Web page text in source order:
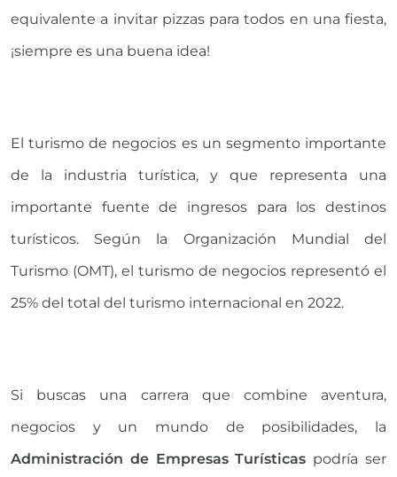
equivalente a invitar pizzas para todos en una fiesta,
¡siempre es una buena idea!
El turismo de negocios es un segmento importante
de la industria turística, y que representa una
importante fuente de ingresos para los destinos
turísticos. Según la Organización Mundial del
Turismo (OMT), el turismo de negocios representó el
25% del total del turismo internacional en 2022.
Si buscas una carrera que combine aventura,
negocios y un mundo de posibilidades, la
Administración de Empresas Turísticas podría ser